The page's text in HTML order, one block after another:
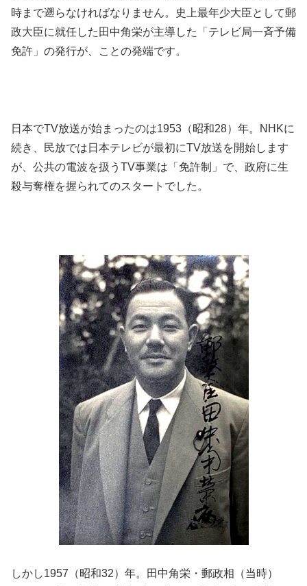
時まで遡らなければなりません。史上最年少大臣として郵
政大臣に就任した田中角栄が主導した「テレビ局一斉予備
免許」の発行が、ことの発端です。
日本でTV放送が始まったのは1953（昭和28）年。NHKに
続き、民放では日本テレビが最初にTV放送を開始します
が、公共の電波を扱うTV事業は「免許制」で、政府に生
殺与奪権を握られてのスタートでした。
しかし1957（昭和32）年。田中角栄・郵政相（当時）